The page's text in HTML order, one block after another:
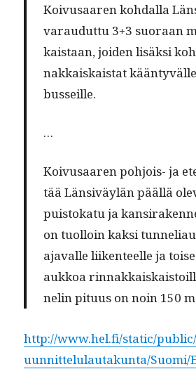
Koivusaaren kohdal­la
varaudut­tu 3+3 suo­raan
kaistaan, joiden lisäk­si
nakkaiskai­stat
busseille.
…
Koivusaaren pohjois- ja
tää Län­siväylän pääl­lä
puis­tokatu ja
on tuol­loin kak­si
ajavalle liiken­teelle ja
aukkoa
nelin pitu­us on noin 150
http://www.hel.fi/static/
uunnittelulautakunta/Suomi/